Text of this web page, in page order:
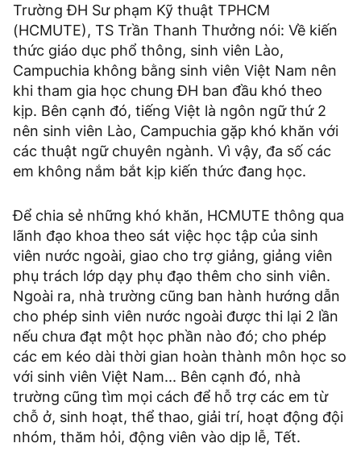
Trường ĐH Sư phạm Kỹ thuật TPHCM
(HCMUTE), TS Trần Thanh Thưởng nói: Về kiến
thức giáo dục phổ thông, sinh viên Lào,
Campuchia không bằng sinh viên Việt Nam nên
khi tham gia học chung ĐH ban đầu khó theo
kịp. Bên cạnh đó, tiếng Việt là ngôn ngữ thứ 2
nên sinh viên Lào, Campuchia gặp khó khăn với
các thuật ngữ chuyên ngành. Vì vậy, đa số các
em không nắm bắt kịp kiến thức đang học.
Để chia sẻ những khó khăn, HCMUTE thông qua
lãnh đạo khoa theo sát việc học tập của sinh
viên nước ngoài, giao cho trợ giảng, giảng viên
phụ trách lớp dạy phụ đạo thêm cho sinh viên.
Ngoài ra, nhà trường cũng ban hành hướng dẫn
cho phép sinh viên nước ngoài được thi lại 2 lần
nếu chưa đạt một học phần nào đó; cho phép
các em kéo dài thời gian hoàn thành môn học so
với sinh viên Việt Nam... Bên cạnh đó, nhà
trường cũng tìm mọi cách để hỗ trợ các em từ
chỗ ở, sinh hoạt, thể thao, giải trí, hoạt động đội
nhóm, thăm hỏi, động viên vào dịp lễ, Tết.